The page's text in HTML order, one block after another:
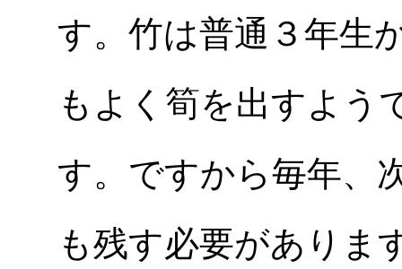
す。竹は普通３年生
もよく筍を出すよう
す。ですから毎年、
も残す必要がありま